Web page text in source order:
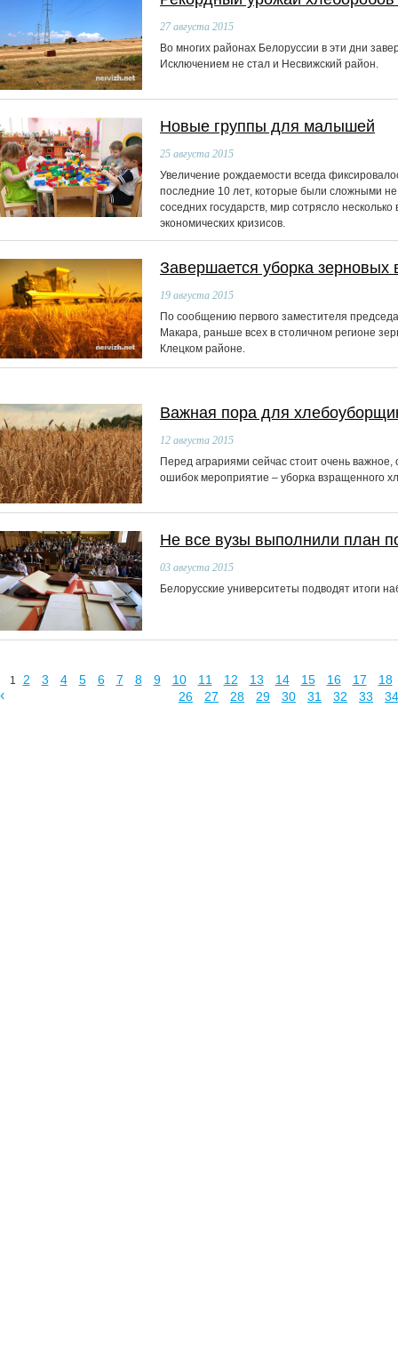
27 августа 2015
Во многих районах Белоруссии в эти дни
Исключением не стал и Несвижский район.
Новые группы для малышей
25 августа 2015
Увеличение рождаемости всегда
последние 10 лет, которые были сложными
соседних государств, мир сотрясло
экономических кризисов.
Завершается уборка зерновых
19 августа 2015
По сообщению первого заместителя
Макара, раньше всех в столичном регионе
Клецком районе.
Важная пора для
12 августа 2015
Перед аграриями сейчас стоит очень
ошибок мероприятие – уборка взращенного
Не все вузы выполнили план
03 августа 2015
Белорусские университеты подводят итоги
‹
1 2 3 4 5 6 7 8 9 10 11 12 13 14 15 16 17
18
26
27 28 29 30 31 32 33 34